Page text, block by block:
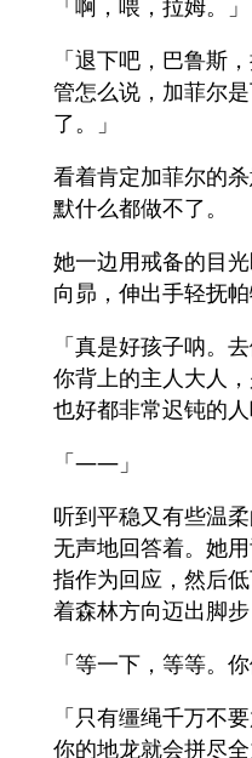
「啊，喂，拉姆。」
「退下吧，巴鲁斯
管怎么说，加菲尔
了。」
看着肯定加菲尔的
默什么都做不了。
她一边用戒备的目
向昴，伸出手轻抚
「真是好孩子呐。
你背上的主人大人
也好都非常迟钝的人
「——」
听到平稳又有些温
无声地回答着。她
指作为回应，然后
着森林方向迈出脚步
「等一下，等等。
「只有缰绳千万不
你的地龙就会拼尽